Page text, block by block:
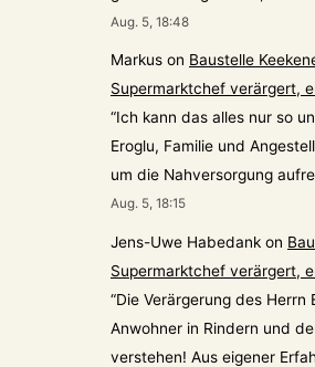
Aug. 5, 18:48
Markus on Baustelle
Supermarktchef verärgert,
“Ich kann das alles nur so
Eroglu, Familie und
um die Nahversorgung
Aug. 5, 18:15
Jens-Uwe Habedank on
Supermarktchef verärgert,
“Die Verärgerung des Herrn
Anwohner in Rindern und
verstehen! Aus eigener